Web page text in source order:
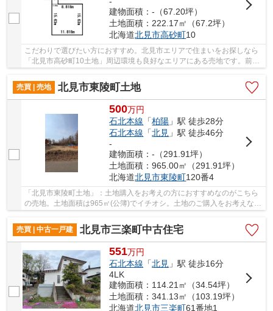
建物面積：-（67.20坪）
土地面積：222.17㎡（67.2坪）
北海道北見市高砂町10
こだわりで選びたい方におすすめ。北見市エリアで住まいをお探しなら
「北見市高砂町10土地」周辺環境も良好なエリアにある売地です。前面
売買 | 売地
北見市東陵町土地
500万円
石北本線 「柏陽 」駅 徒歩28分
石北本線 「北見 」駅 徒歩46分
-
建物面積：-（291.91坪）
土地面積：965.00㎡（291.91坪）
北海道北見市東陵町120番4
「北見市東陵町土地」：土地購入をお考えの方におすすめなのがこちら
の売地。土地面積は965㎡(公簿)でイチオシ。土地のご購入をお考えな
ら、ぜひこちらの500万円の土地を。知識と経験...
売買 | 中古一戸建
北見市三楽町中古住宅
551万円
石北本線 「北見 」駅 徒歩16分
4LK
建物面積：114.21㎡（34.54坪）
土地面積：341.13㎡（103.19坪）
北海道北見市三楽町61番地1